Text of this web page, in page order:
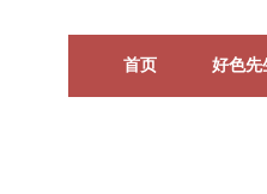
首页 好色先